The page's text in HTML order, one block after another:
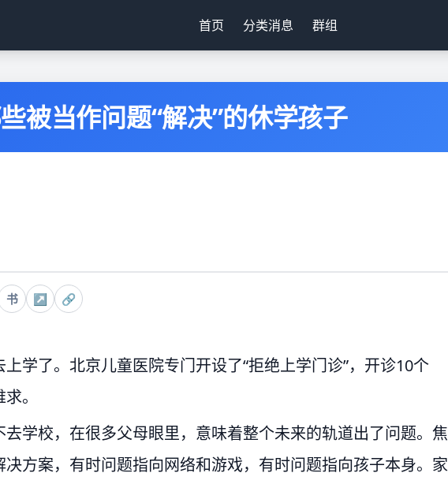
首页 分类消息 群组
被当作问题“解决”的休学孩子
书 ↗ 🔗
学了。北京儿童医院专门开设了“拒绝上学门诊”，开诊10个
。
学校，在很多父母眼里，意味着整个未来的轨道出了问题。焦
方案，有时问题指向网络和游戏，有时问题指向孩子本身。家